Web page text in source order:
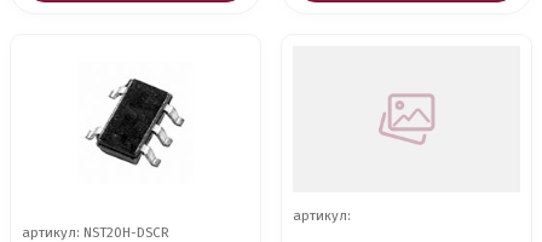
артикул: NST20H-DSCR
артикул: